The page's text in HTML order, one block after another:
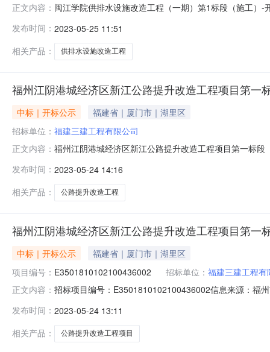
正文内容： 闽江学院供排水设施改造工程（一期）第1标段（施工）
责人姓名及其建造师注册编号投标保证金（元）投标报
境科技有限公司9133028
发布时间： 2023-05-25 11:51
相关产品：
供排水设施改造工程
福州江阴港城经济区新江公路提升改造工程项目第一
中标｜开标公示
福建省｜厦门市｜湖里区
招标单位： 福建三建工程有限公司
正文内容： 福州江阴港城经济区新江公路提升改造工程项目第一标
代码社会统一信用代码项目负责人姓名及其建造师注册
中的信用排序172福建三建工程有
发布时间： 2023-05-24 14:16
相关产品：
公路提升改造工程
福州江阴港城经济区新江公路提升改造工程项目第一
中标｜开标公示
福建省｜厦门市｜湖里区
项目编号： E3501810102100436002 招标单位： 福建三建工程有
正文内容： 招标项目编号：E3501810102100436002信息来源：福
记录内容开标情况记录表二开标情况记录表三签章打印
发布时间： 2023-05-24 13:11
相关产品：
公路提升改造工程项目